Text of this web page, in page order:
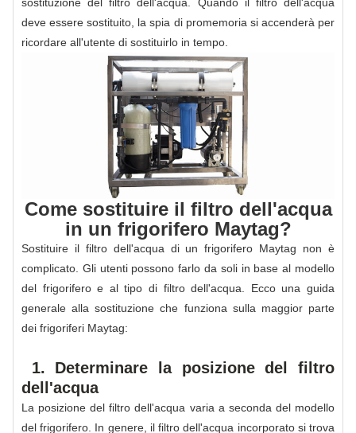
sostituzione del filtro dell'acqua. Quando il filtro dell'acqua
deve essere sostituito, la spia di promemoria si accenderà per
ricordare all'utente di sostituirlo in tempo.
Come sostituire il filtro dell'acqua
in un frigorifero Maytag?
Sostituire il filtro dell'acqua di un frigorifero Maytag non è
complicato. Gli utenti possono farlo da soli in base al modello
del frigorifero e al tipo di filtro dell'acqua. Ecco una guida
generale alla sostituzione che funziona sulla maggior parte
dei frigoriferi Maytag:
1. Determinare la posizione del filtro
dell'acqua
La posizione del filtro dell'acqua varia a seconda del modello
del frigorifero. In genere, il filtro dell'acqua incorporato si trova